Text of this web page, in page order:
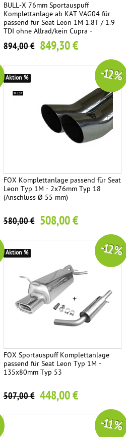
BULL-X 76mm Sportauspuff
Komplettanlage ab KAT VAG04 für
passend für Seat Leon 1M 1.8T / 1.9
TDI ohne Allrad/kein Cupra -
Endrohre wählbar
894,00 € 849,30 €
FOX Komplettanlage passend für Seat
Leon Typ 1M - 2x76mm Typ 18
(Anschluss Ø 55 mm)
580,00 € 508,00 €
-12 %
Aktion %
FOX Sportauspuff Komplettanlage
passend für Seat Leon Typ 1M -
135x80mm Typ 53
507,00 € 448,00 €
-12 %
Aktion %
-11 %